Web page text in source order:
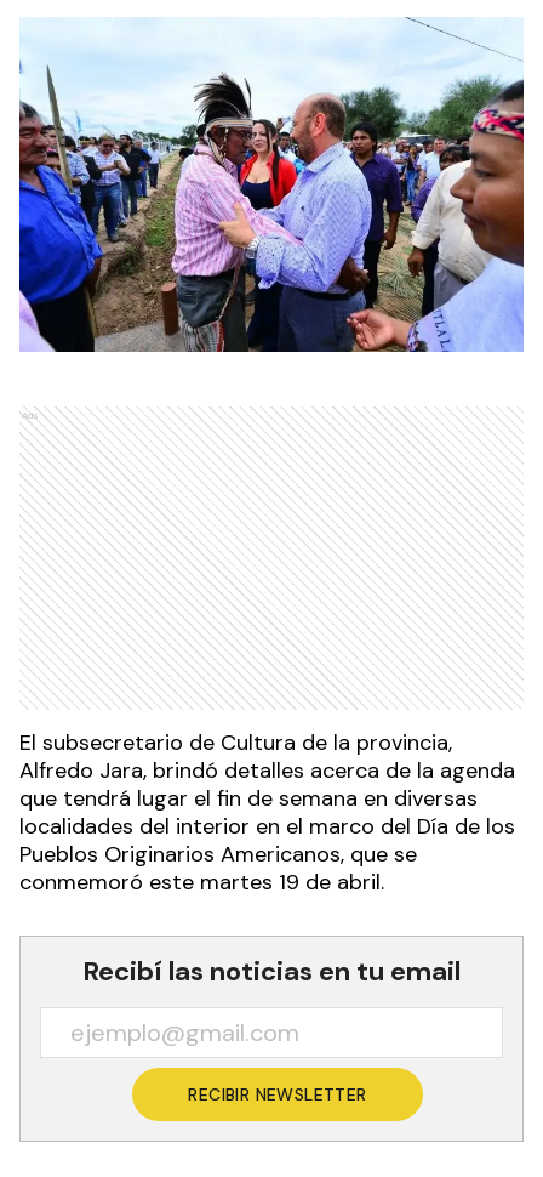
Ads
El subsecretario de Cultura de la provincia,
Alfredo Jara, brindó detalles acerca de la agenda
que tendrá lugar el fin de semana en diversas
localidades del interior en el marco del Día de los
Pueblos Originarios Americanos, que se
conmemoró este martes 19 de abril.
Recibí las noticias en tu email
RECIBIR NEWSLETTER